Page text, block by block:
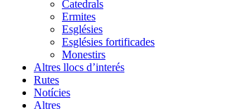
Catedrals
Ermites
Esglésies
Esglésies fortificades
Monestirs
Altres llocs d’interés
Rutes
Notícies
Altres